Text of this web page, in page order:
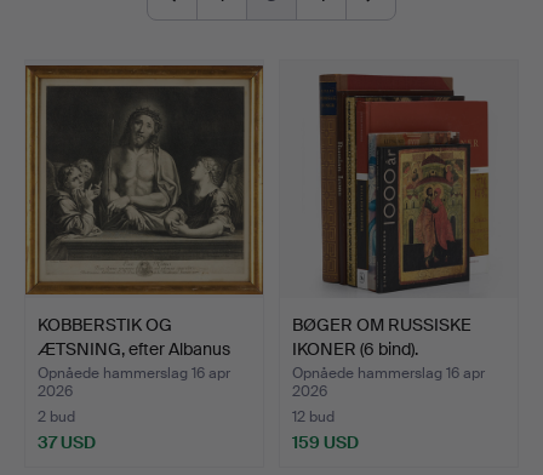
KOBBERSTIK OG
ÆTSNING, efter Albanus
og ef…
Opnåede hammerslag 16 apr
2026
2 bud
37 USD
BØGER OM RUSSISKE
IKONER (6 bind).
Opnåede hammerslag 16 apr
2026
12 bud
159 USD